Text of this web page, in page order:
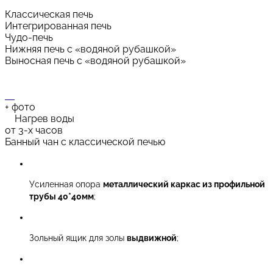
Классическая печь
Интегрированная печь
Чудо-печь
Нижняя печь с «водяной рубашкой»
Выносная печь с «водяной рубашкой»
+ фото
Нагрев воды
от 3-х часов
Банный чан с классической печью
Усиленная опора металлический каркас из профильной
трубы 40*40мм;
Зольный ящик для золы выдвижной;